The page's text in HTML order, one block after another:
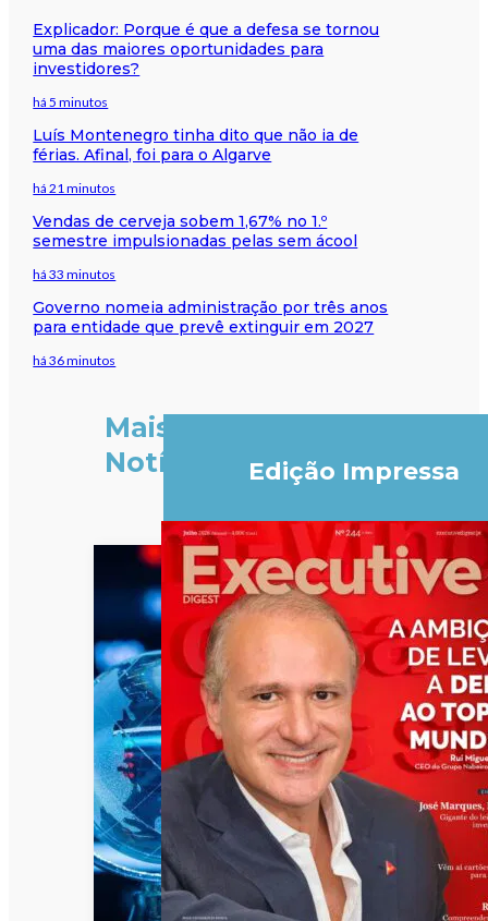
Explicador: Porque é que a defesa se tornou
uma das maiores oportunidades para
investidores?
há 5 minutos
Luís Montenegro tinha dito que não ia de
férias. Afinal, foi para o Algarve
há 21 minutos
Vendas de cerveja sobem 1,67% no 1.º
semestre impulsionadas pelas sem ácool
há 33 minutos
Governo nomeia administração por três anos
para entidade que prevê extinguir em 2027
há 36 minutos
Mais
Notícias
Edição Impressa